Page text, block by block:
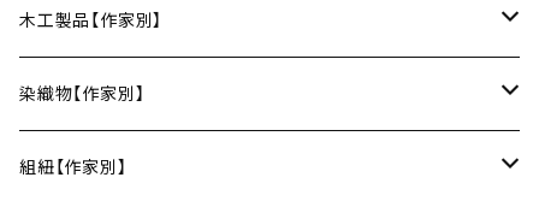
丸皿
小鉢
中鉢
ご飯茶碗
お椀・ボウル
お椀
湯呑・カップ
HORITSUKE（瀬戸焼／愛知）
馬の目皿
AND C（瀬戸焼／愛知）
Trace Face（瀬戸焼／愛知）
中田漆木（香川）
庵治漆 -AJIURUSHI
讃岐石地塗
erakko（京都）
suosikki（京都）
木工製品【作家別】
りょうび庵（曲げわっぱ／秋田）
erakko（木と漆／京都）
染織物【作家別】
藤本つむぎ工房（上田紬／長野）
組紐【作家別】